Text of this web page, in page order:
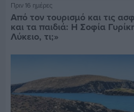
Πριν 16 ημέρες
Από τον τουρισμό και τις
και τα παιδιά: Η Σοφία
Λύκειο, τι;»